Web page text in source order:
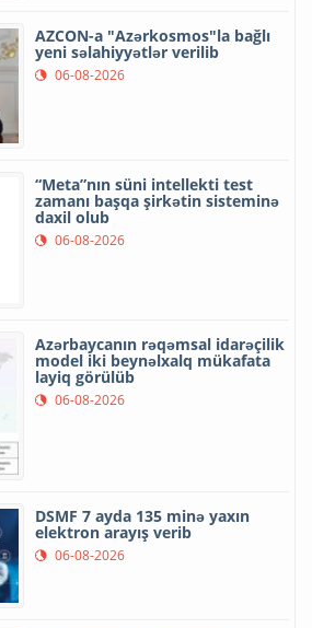
AZCON-a "Azərkosmos"la bağlı
yeni səlahiyyətlər verilib
06-08-2026
“Meta”nın süni intellekti test
zamanı başqa şirkətin sisteminə
daxil olub
06-08-2026
Azərbaycanın rəqəmsal idarəçilik
model iki beynəlxalq mükafata
layiq görülüb
06-08-2026
DSMF 7 ayda 135 minə yaxın
elektron arayış verib
06-08-2026